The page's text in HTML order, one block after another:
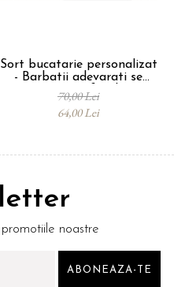
produsele noastre,
pagina.
Sort bucatarie personalizat
- Barbatii adevarati se
joaca cu focul
70,00 Lei
64,00 Lei
noastre